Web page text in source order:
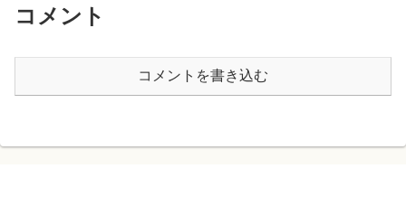
コメント
コメントを書き込む